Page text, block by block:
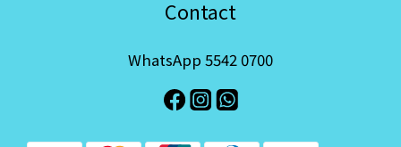
Contact
WhatsApp 5542 0700